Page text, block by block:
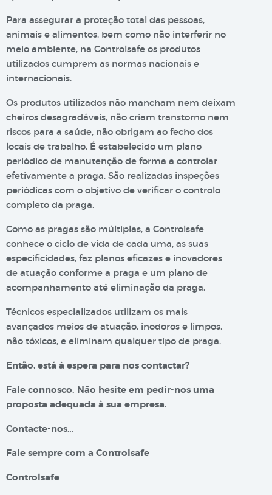
Para assegurar a proteção total das pessoas,
animais e alimentos, bem como não interferir no
meio ambiente, na Controlsafe os produtos
utilizados cumprem as normas nacionais e
internacionais.
Os produtos utilizados não mancham nem deixam
cheiros desagradáveis, não criam transtorno nem
riscos para a saúde, não obrigam ao fecho dos
locais de trabalho. É estabelecido um plano
periódico de manutenção de forma a controlar
efetivamente a praga. São realizadas inspeções
periódicas com o objetivo de verificar o controlo
completo da praga.
Como as pragas são múltiplas, a Controlsafe
conhece o ciclo de vida de cada uma, as suas
especificidades, faz planos eficazes e inovadores
de atuação conforme a praga e um plano de
acompanhamento até eliminação da praga.
Técnicos especializados utilizam os mais
avançados meios de atuação, inodoros e limpos,
não tóxicos, e eliminam qualquer tipo de praga.
Então, está à espera para nos contactar?
Fale connosco. Não hesite em pedir-nos uma
proposta adequada à sua empresa.
Contacte-nos…
Fale sempre com a Controlsafe
Controlsafe